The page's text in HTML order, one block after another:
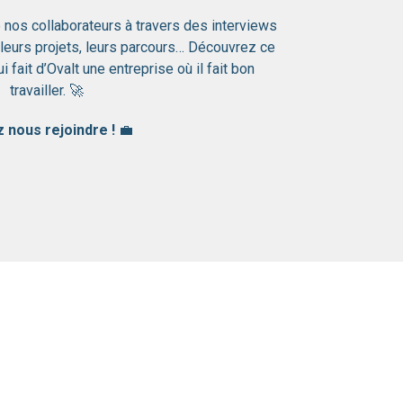
collaborateurs à travers des interviews
projets, leurs parcours… Découvrez ce
fait d’Ovalt une entreprise où il fait bon
travailler. 🚀
nous rejoindre !💼